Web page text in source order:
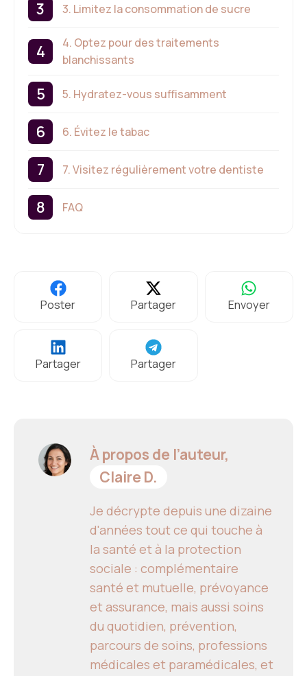
3. Limitez la consommation de sucre
4. Optez pour des traitements
blanchissants
5. Hydratez-vous suffisamment
6. Évitez le tabac
7. Visitez régulièrement votre dentiste
FAQ
Poster Partager Envoyer
Partager Partager
À propos de l’auteur,
Claire D.
Je décrypte depuis une dizaine
d'années tout ce qui touche à
la santé et à la protection
sociale : complémentaire
santé et mutuelle, prévoyance
et assurance, mais aussi soins
du quotidien, prévention,
parcours de soins, professions
médicales et paramédicales, et